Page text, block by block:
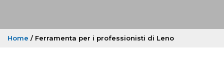
Home / Ferramenta per i professionisti di Leno